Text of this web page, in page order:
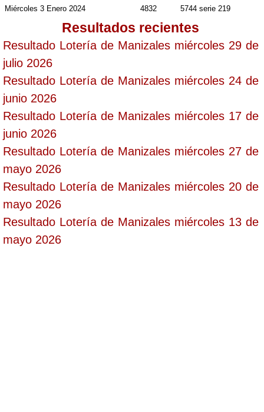
Miércoles 3 Enero 2024 4832 5744 serie 219
Resultados recientes
Resultado Lotería de Manizales miércoles 29 de
julio 2026
Resultado Lotería de Manizales miércoles 24 de
junio 2026
Resultado Lotería de Manizales miércoles 17 de
junio 2026
Resultado Lotería de Manizales miércoles 27 de
mayo 2026
Resultado Lotería de Manizales miércoles 20 de
mayo 2026
Resultado Lotería de Manizales miércoles 13 de
mayo 2026